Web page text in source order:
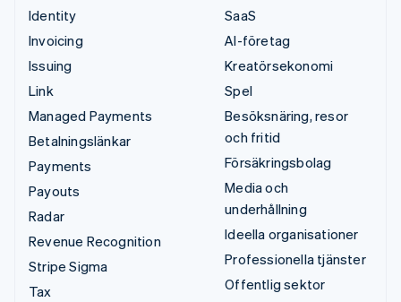
Identity
Invoicing
Issuing
Link
Managed Payments
Betalningslänkar
Payments
Payouts
Radar
Revenue Recognition
Stripe Sigma
Tax
SaaS
AI-företag
Kreatörsekonomi
Spel
Besöksnäring, resor
och fritid
Försäkringsbolag
Media och
underhållning
Ideella organisationer
Professionella tjänster
Offentlig sektor